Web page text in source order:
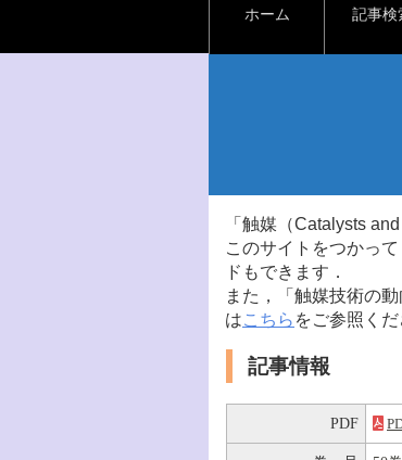
ホーム 記事検
「触媒（Catalysts
このサイトをつかっ
ドもできます．
また，「触媒技術の
はこちら をご参照くだ
記事情報
PDF